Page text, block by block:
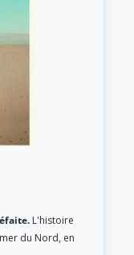
L'histoire
du Nord, en